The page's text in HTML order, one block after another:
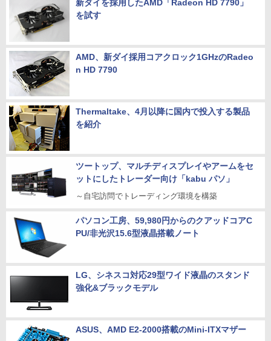
新ダイを採用したAMD「Radeon HD 7790」
を試す
AMD、新ダイ採用コアクロック1GHzのRadeo
n HD 7790
Thermaltake、4月以降に国内で投入する製品
を紹介
ツートップ、マルチディスプレイやアームをセ
ットにしたトレーダー向け「kabu パソ」
～自宅訪問でトレーディング環境を構築
パソコン工房、59,980円からのクアッドコアC
PU/非光沢15.6型液晶搭載ノート
LG、シネスコ対応29型ワイド液晶のスタンド
強化&ブラックモデル
ASUS、AMD E2-2000搭載のMini-ITXマザー